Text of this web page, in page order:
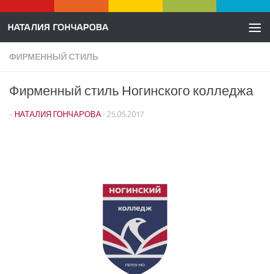
ФИРМЕННЫЙ СТИЛЬ
Фирменный стиль Ногинского колледжа
- НАТАЛИЯ ГОНЧАРОВА · 25.05.2017